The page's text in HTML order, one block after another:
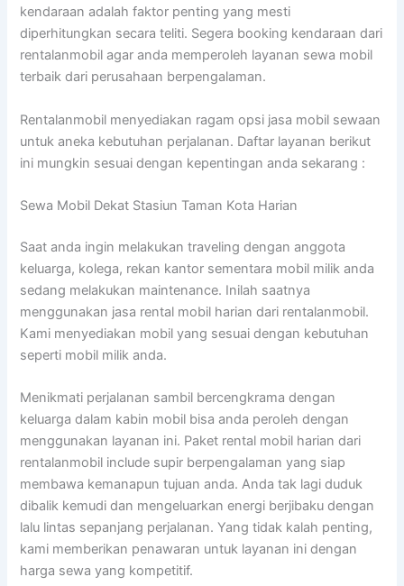
kendaraan adalah faktor penting yang mesti
diperhitungkan secara teliti. Segera booking kendaraan dari
rentalanmobil agar anda memperoleh layanan sewa mobil
terbaik dari perusahaan berpengalaman.
Rentalanmobil menyediakan ragam opsi jasa mobil sewaan
untuk aneka kebutuhan perjalanan. Daftar layanan berikut
ini mungkin sesuai dengan kepentingan anda sekarang :
Sewa Mobil Dekat Stasiun Taman Kota Harian
Saat anda ingin melakukan traveling dengan anggota
keluarga, kolega, rekan kantor sementara mobil milik anda
sedang melakukan maintenance. Inilah saatnya
menggunakan jasa rental mobil harian dari rentalanmobil.
Kami menyediakan mobil yang sesuai dengan kebutuhan
seperti mobil milik anda.
Menikmati perjalanan sambil bercengkrama dengan
keluarga dalam kabin mobil bisa anda peroleh dengan
menggunakan layanan ini. Paket rental mobil harian dari
rentalanmobil include supir berpengalaman yang siap
membawa kemanapun tujuan anda. Anda tak lagi duduk
dibalik kemudi dan mengeluarkan energi berjibaku dengan
lalu lintas sepanjang perjalanan. Yang tidak kalah penting,
kami memberikan penawaran untuk layanan ini dengan
harga sewa yang kompetitif.